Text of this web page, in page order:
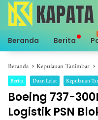
Langsung
konten
Beranda Berita
Beranda Kepulauan Tanimbar
Berita Duan Lolat Kepulauan
Boeing 737-
Logistik PSN